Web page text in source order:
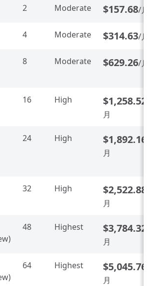
2 Moderate $157.68/月
4 Moderate $314.63/月
8 Moderate $629.26/月
16 High $1,258.52
月
24 High $1,892.16
月
32 High $2,522.88
月
48 Highest $3,784.32
月
64 Highest $5,045.76
月